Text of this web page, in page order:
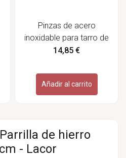
Pinzas de acero
inoxidable para tarro de
fermentación - Gefu
14,85 €
Añadir al carrito
de hierro
- Lacor